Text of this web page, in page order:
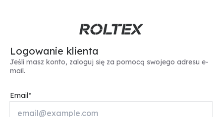
Logowanie klienta
Jeśli masz konto, zaloguj się za pomocą swojego adresu e-
mail.
Email